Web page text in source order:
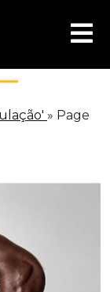
» Page